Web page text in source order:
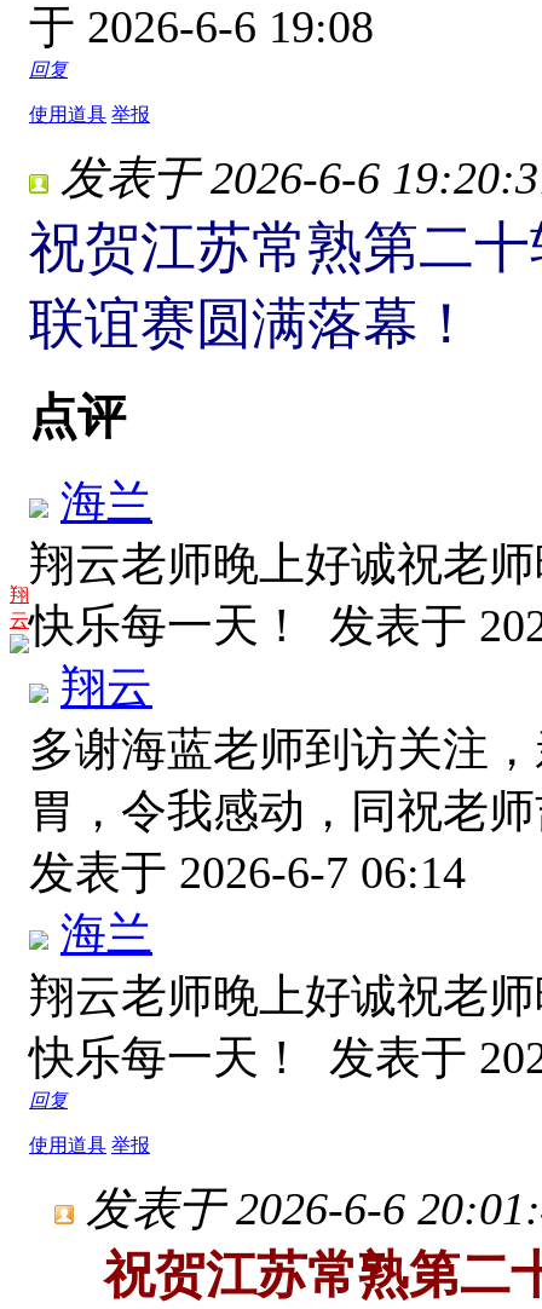
于 2026-6-6 19:08
回复
使用道具 举报
翔
云
发表于 2026-6-6
祝贺江苏常熟第二
联谊赛圆满落幕！
点评
海兰
翔云老师晚上好诚祝老
快乐每一天！ 发表于
翔云
多谢海蓝老师到访关注
胃，令我感动，同祝老
发表于 2026-6-7 06:14
海兰
翔云老师晚上好诚祝老
快乐每一天！ 发表于
回复
使用道具 举报
发表于 2026-6-6
祝贺江苏常熟第二